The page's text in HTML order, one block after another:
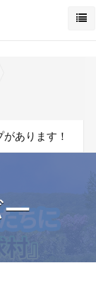
あります！